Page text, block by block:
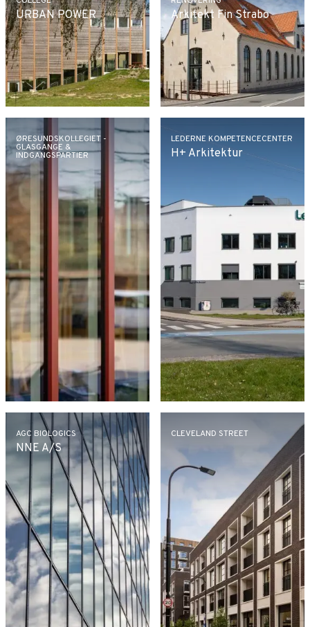
URBAN POWER Arkitekt Fin Strabo
ØRESUNDSKOLLEGIET -
GLASGANGE &
INDGANGSPARTIER
LEDERNE KOMPETENCECENTER
H+ Arkitektur
AGC BIOLOGICS
NNE A/S
CLEVELAND STREET